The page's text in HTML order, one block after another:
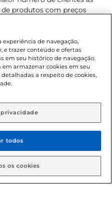
produtos com preços
são exclusivos para
o dia de hoje, podendo
Proibida a venda
de 18 anos, conforme
(Estatuto da Criança e do
exclusivos para o
as compras on-line é de
Todos os direitos
Gbarbosa.
experiência de navegação,
e trazer conteúdo e ofertas
em seu histórico de navegação.
em armazenar cookies em seu
a respeito de cookies,
todos
os cookies